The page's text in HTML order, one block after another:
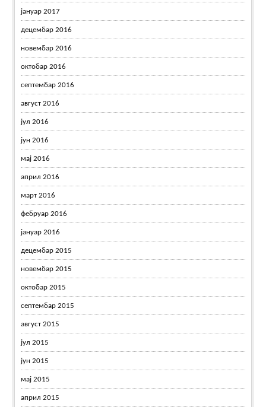
јануар 2017
децембар 2016
новембар 2016
октобар 2016
септембар 2016
август 2016
јул 2016
јун 2016
мај 2016
април 2016
март 2016
фебруар 2016
јануар 2016
децембар 2015
новембар 2015
октобар 2015
септембар 2015
август 2015
јул 2015
јун 2015
мај 2015
април 2015